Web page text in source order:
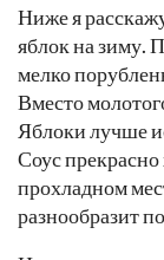
Ниже я
яблок на зиму.
мелко
Вместо
Яблоки лучше
Соус
прохладном
разнообразит